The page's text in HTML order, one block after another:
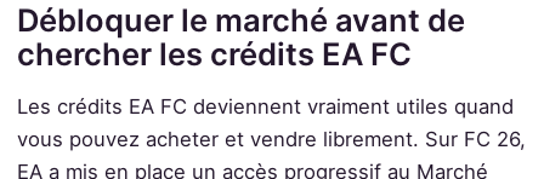
Débloquer le marché avant de
chercher les crédits EA FC
Les crédits EA FC deviennent vraiment utiles quand
vous pouvez acheter et vendre librement. Sur FC 26,
EA a mis en place un accès progressif au Marché